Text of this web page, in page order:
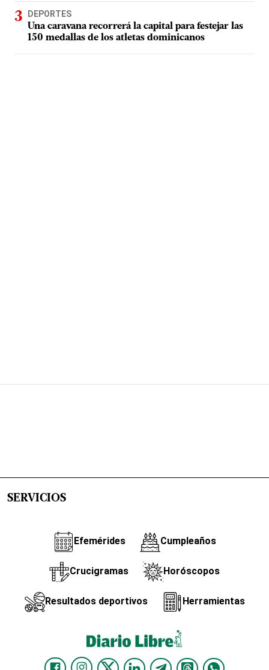
DEPORTES
Una caravana recorrerá la capital para festejar las
150 medallas de los atletas dominicanos
SERVICIOS
Efemérides Cumpleaños
Crucigramas Horóscopos
Resultados deportivos Herramientas